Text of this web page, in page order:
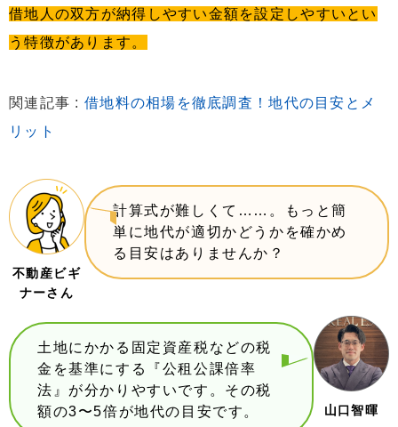
借地人の双方が納得しやすい金額を設定しやすいとい
う特徴があります。
関連記事 : 借地料の相場を徹底調査！地代の目安とメ
リット
不動産ビギ
ナーさん
計算式が難しくて……。もっと簡
単に地代が適切かどうかを確かめ
る目安はありませんか？
山口智暉
土地にかかる固定資産税などの税
金を基準にする『公租公課倍率
法』が分かりやすいです。その税
額の3〜5倍が地代の目安です。